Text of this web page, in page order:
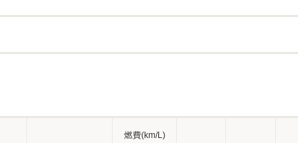
燃費(km/L)